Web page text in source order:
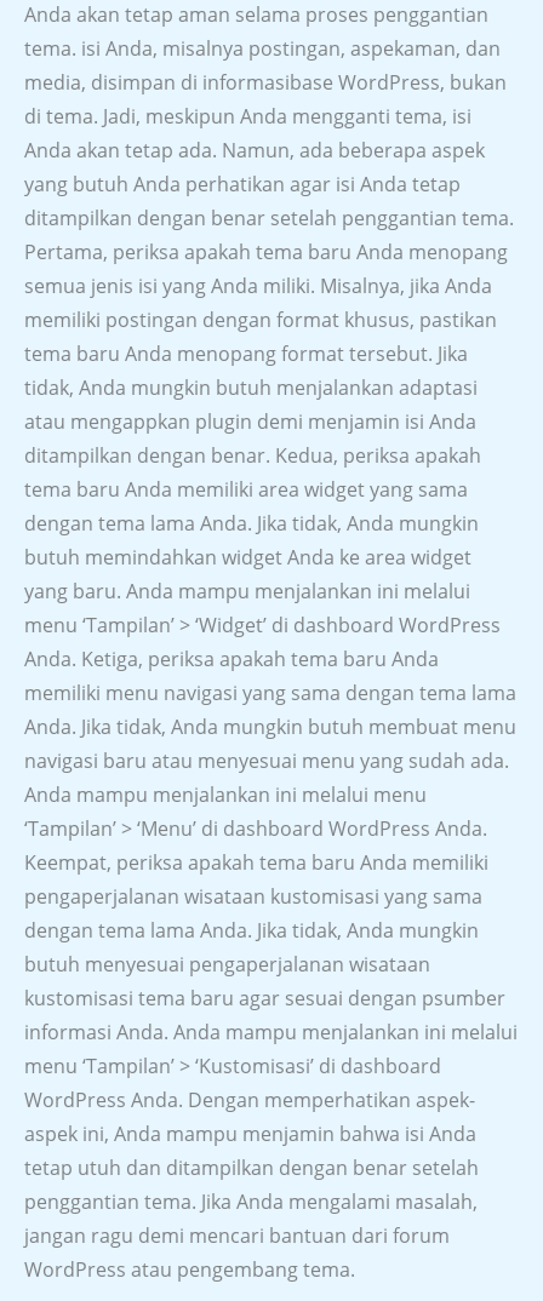
Anda akan tetap aman selama proses penggantian
tema. isi Anda, misalnya postingan, aspekaman, dan
media, disimpan di informasibase WordPress, bukan
di tema. Jadi, meskipun Anda mengganti tema, isi
Anda akan tetap ada. Namun, ada beberapa aspek
yang butuh Anda perhatikan agar isi Anda tetap
ditampilkan dengan benar setelah penggantian tema.
Pertama, periksa apakah tema baru Anda menopang
semua jenis isi yang Anda miliki. Misalnya, jika Anda
memiliki postingan dengan format khusus, pastikan
tema baru Anda menopang format tersebut. Jika
tidak, Anda mungkin butuh menjalankan adaptasi
atau mengappkan plugin demi menjamin isi Anda
ditampilkan dengan benar. Kedua, periksa apakah
tema baru Anda memiliki area widget yang sama
dengan tema lama Anda. Jika tidak, Anda mungkin
butuh memindahkan widget Anda ke area widget
yang baru. Anda mampu menjalankan ini melalui
menu ‘Tampilan’ > ‘Widget’ di dashboard WordPress
Anda. Ketiga, periksa apakah tema baru Anda
memiliki menu navigasi yang sama dengan tema lama
Anda. Jika tidak, Anda mungkin butuh membuat menu
navigasi baru atau menyesuai menu yang sudah ada.
Anda mampu menjalankan ini melalui menu
‘Tampilan’ > ‘Menu’ di dashboard WordPress Anda.
Keempat, periksa apakah tema baru Anda memiliki
pengaperjalanan wisataan kustomisasi yang sama
dengan tema lama Anda. Jika tidak, Anda mungkin
butuh menyesuai pengaperjalanan wisataan
kustomisasi tema baru agar sesuai dengan psumber
informasi Anda. Anda mampu menjalankan ini melalui
menu ‘Tampilan’ > ‘Kustomisasi’ di dashboard
WordPress Anda. Dengan memperhatikan aspek-
aspek ini, Anda mampu menjamin bahwa isi Anda
tetap utuh dan ditampilkan dengan benar setelah
penggantian tema. Jika Anda mengalami masalah,
jangan ragu demi mencari bantuan dari forum
WordPress atau pengembang tema.